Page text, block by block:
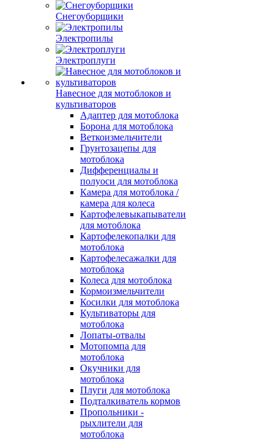
Снегоуборщики
Электропилы
Электроплуги
Навесное для мотоблоков и
культиваторов
Адаптер для мотоблока
Борона для мотоблока
Веткоизмельчители
Грунтозацепы для
мотоблока
Дифференциалы и
полуоси для мотоблока
Камера для мотоблока /
камера для колеса
Картофелевыкапыватели
для мотоблока
Картофелекопалки для
мотоблока
Картофелесажалки для
мотоблока
Колеса для мотоблока
Кормоизмельчители
Косилки для мотоблока
Культиваторы для
мотоблока
Лопаты-отвалы
Мотопомпа для
мотоблока
Окучники для
мотоблока
Плуги для мотоблока
Подталкиватель кормов
Пропольники -
рыхлители для
мотоблока